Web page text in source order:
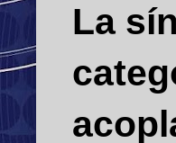
La